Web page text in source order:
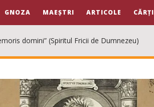
GNOZA MAEȘTRI ARTICOLE CĂRȚI
domini” (Spiritul Fricii de Dumnezeu)